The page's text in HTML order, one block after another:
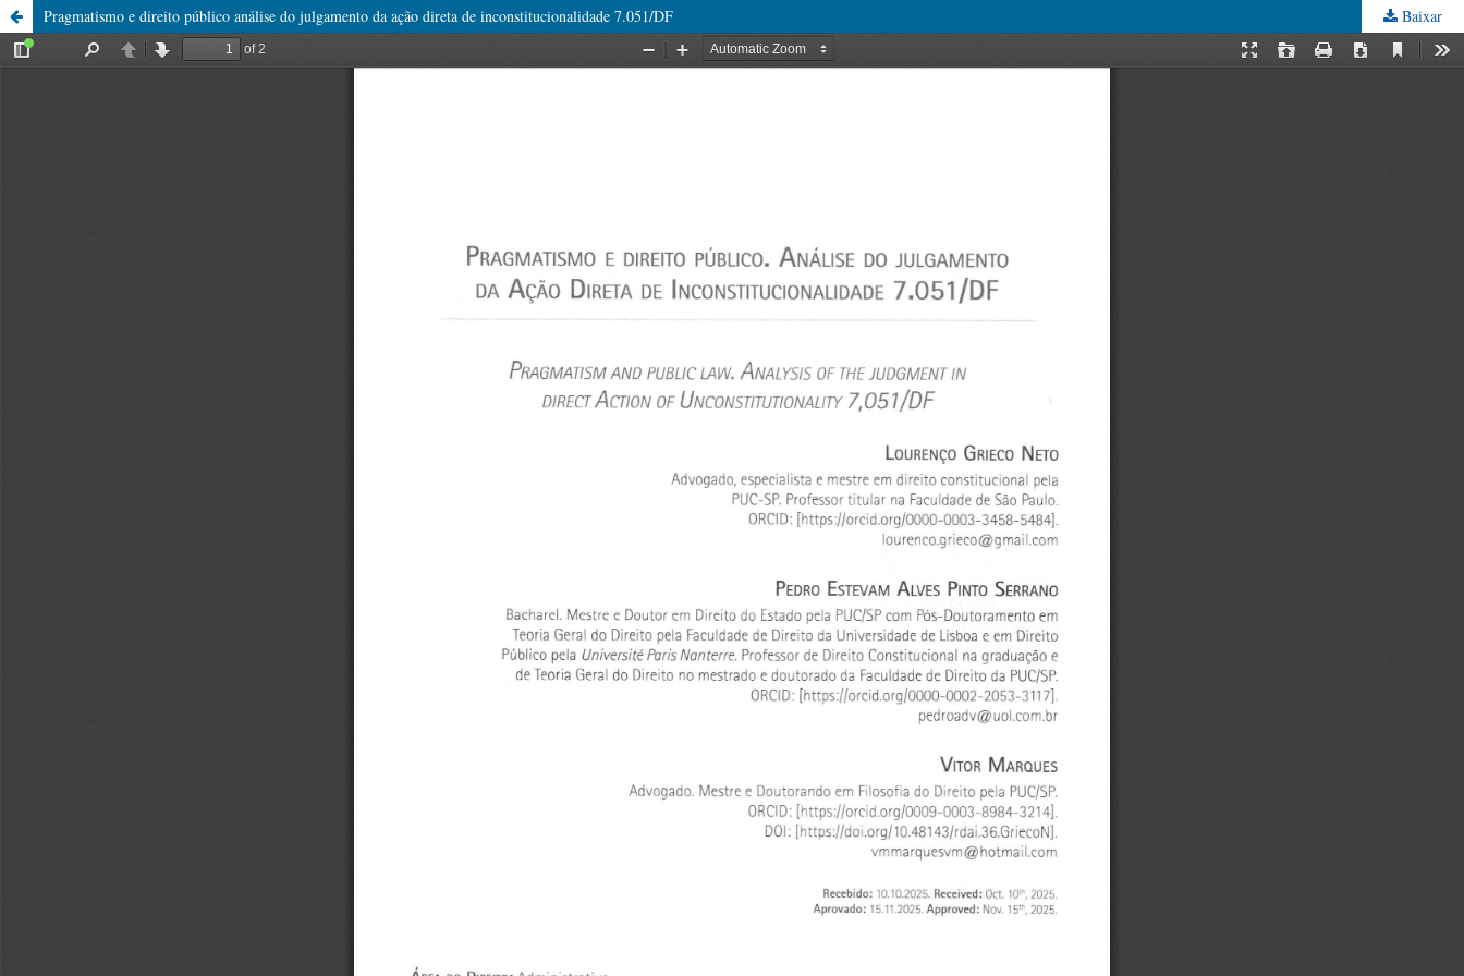
Pragmatismo e direito público análise do julgamento da ação direta de inconstitucionalidade 7.051/DF Baixar